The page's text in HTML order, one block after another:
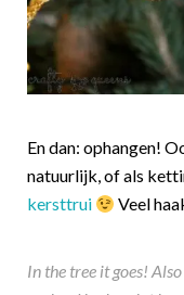
En dan: ophangen!
natuurlijk, of als
kersttrui
Veel
In the tree it goes!